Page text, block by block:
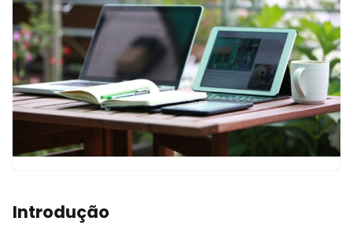
Introdução